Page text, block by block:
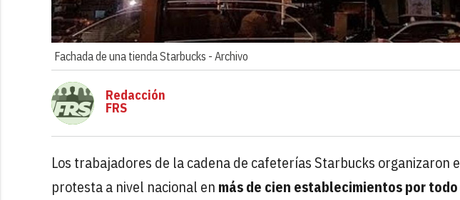
Fachada de una tienda Starbucks - Archivo
Redacción
FRS
Los trabajadores de la cadena de cafeterías Starbucks organizaron
protesta a nivel nacional en más de cien establecimientos por